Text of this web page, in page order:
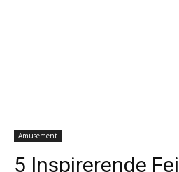
Amusement
5 Inspirerende